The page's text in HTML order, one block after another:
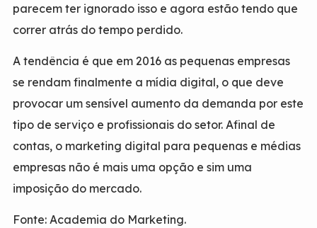
parecem ter ignorado isso e agora estão tendo que
correr atrás do tempo perdido.
A tendência é que em 2016 as pequenas empresas
se rendam finalmente a mídia digital, o que deve
provocar um sensível aumento da demanda por este
tipo de serviço e profissionais do setor. Afinal de
contas, o marketing digital para pequenas e médias
empresas não é mais uma opção e sim uma
imposição do mercado.
Fonte: Academia do Marketing.